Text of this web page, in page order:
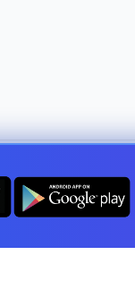
Mainīt valsti: Latvia